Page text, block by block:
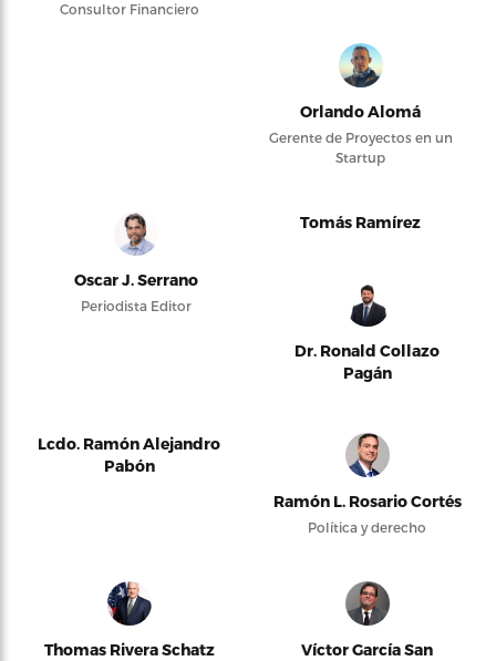
Consultor Financiero
Orlando Alomá
Gerente de Proyectos en un
Startup
Oscar J. Serrano
Periodista Editor
Tomás Ramírez
Dr. Ronald Collazo
Pagán
Lcdo. Ramón Alejandro
Pabón
Ramón L. Rosario Cortés
Política y derecho
Thomas Rivera Schatz
Víctor García San